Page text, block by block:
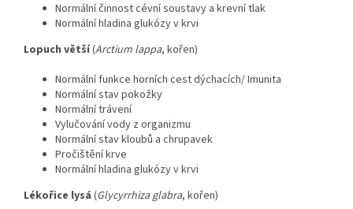
Normální činnost cévní soustavy a krevní tlak
Normální hladina glukózy v krvi
Lopuch větší(Arctium lappa, kořen)
Normální funkce horních cest dýchacích/ Imunita
Normální stav pokožky
Normální trávení
Vylučování vody z organizmu
Normální stav kloubů a chrupavek
Pročištění krve
Normální hladina glukózy v krvi
Lékořice lysá (Glycyrrhiza glabra, kořen)